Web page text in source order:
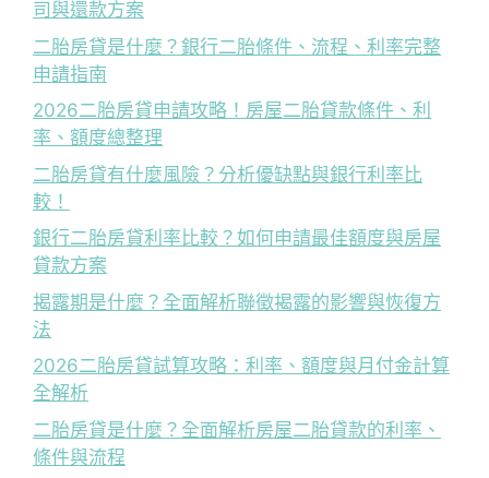
司與還款方案
二胎房貸是什麼？銀行二胎條件、流程、利率完整
申請指南
2026二胎房貸申請攻略！房屋二胎貸款條件、利
率、額度總整理
二胎房貸有什麼風險？分析優缺點與銀行利率比
較！
銀行二胎房貸利率比較？如何申請最佳額度與房屋
貸款方案
揭露期是什麼？全面解析聯徵揭露的影響與恢復方
法
2026二胎房貸試算攻略：利率、額度與月付金計算
全解析
二胎房貸是什麼？全面解析房屋二胎貸款的利率、
條件與流程